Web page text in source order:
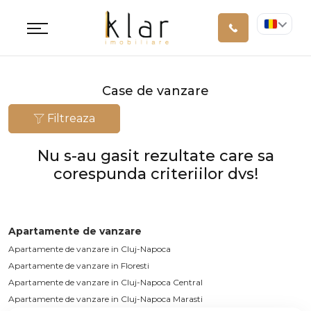
Case de vanzare
Filtreaza
Nu s-au gasit rezultate care sa
corespunda criteriilor dvs!
Apartamente de vanzare
Apartamente de vanzare in Cluj-Napoca
Apartamente de vanzare in Floresti
Apartamente de vanzare in Cluj-Napoca Central
Apartamente de vanzare in Cluj-Napoca Marasti